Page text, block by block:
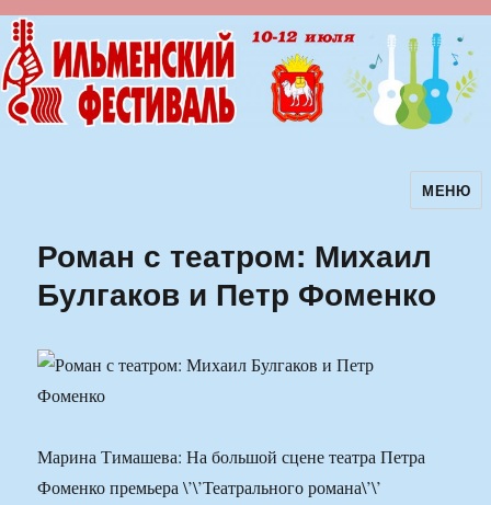
Ильменский фестиваль авторскойМЕНЮ
Роман с театром: Михаил
Булгаков и Петр Фоменко
Марина Тимашева: На большой сцене театра Петра
Фоменко премьера \’\’Театрального романа\’\’